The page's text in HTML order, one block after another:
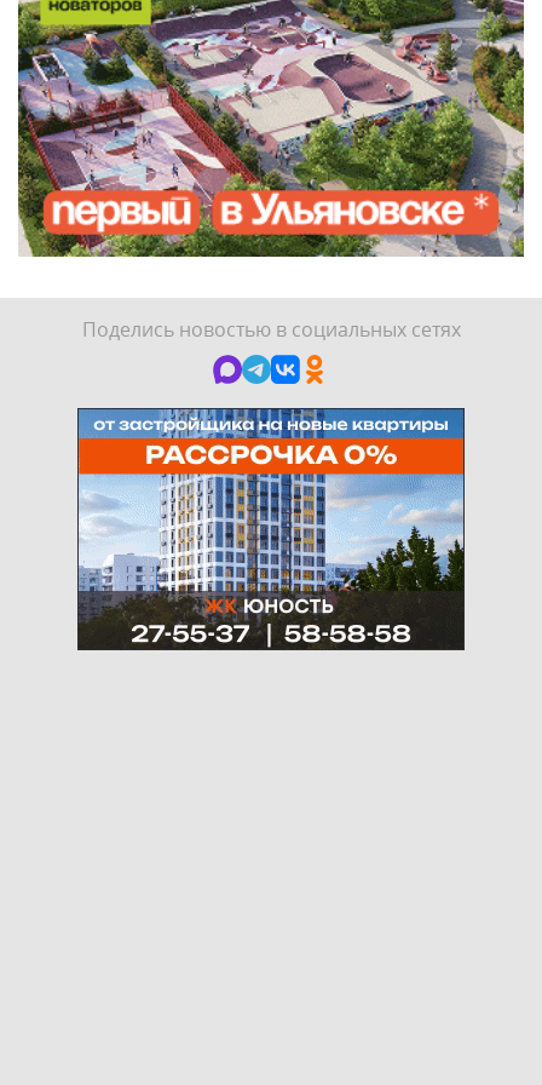
Поделись новостью в социальных сетях